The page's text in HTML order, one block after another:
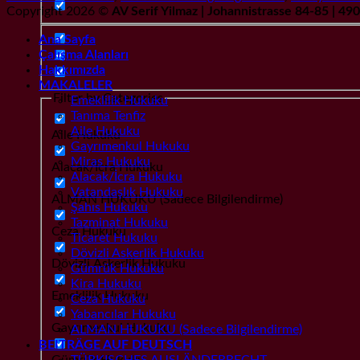
Filter by Categories
Aile Hukuku
Alacak/İcra Hukuku
ALMAN HUKUKU (Sadece Bilgilendirme)
Ceza Hukuku
Dövizli Askerlik Hukuku
Emeklilik Hukuku
Gayrımenkul Hukuku
Copyright 2026 © AV Serif Yilmaz | Johannistrasse 84-85 |
Ana Sayfa
Çalışma Alanları
Hakkımızda
MAKALELER
Emeklilik Hukuku
Tanıma Tenfiz
Aile Hukuku
Gayrımenkul Hukuku
Miras Hukuku
Alacak/İcra Hukuku
Vatandaşlık Hukuku
Şahıs Hukuku
Tazminat Hukuku
Ticaret Hukuku
Dövizli Askerlik Hukuku
Gümrük Hukuku
Kira Hukuku
Ceza Hukuku
Yabancılar Hukuku
ALMAN HUKUKU (Sadece Bilgilendirme)
BEITRÄGE AUF DEUTSCH